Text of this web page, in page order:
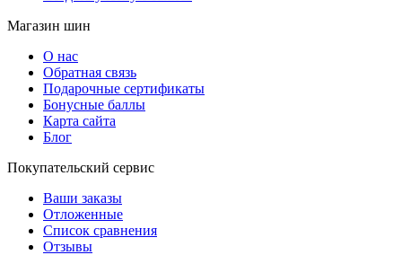
Магазин шин
О нас
Обратная связь
Подарочные сертификаты
Бонусные баллы
Карта сайта
Блог
Покупательский сервис
Ваши заказы
Отложенные
Список сравнения
Отзывы